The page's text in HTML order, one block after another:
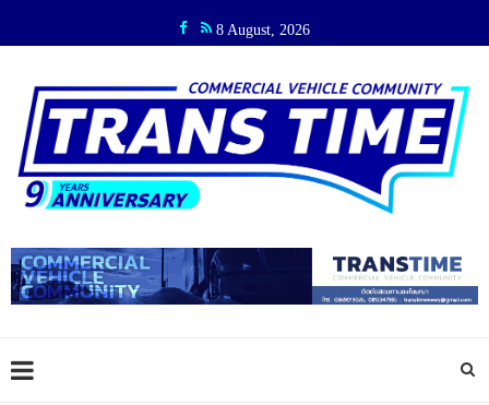
8 August, 2026